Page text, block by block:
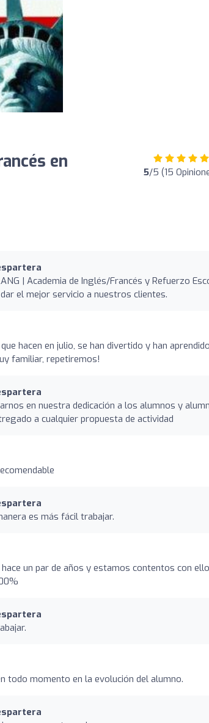
en
5/5 (15
| Academia de Inglés/Francés y Refuerzo
el mejor servicio a nuestros clientes.
hacen en julio, se han divertido y han
familiar, repetiremos!
en nuestra dedicación a los alumnos y
a cualquier propuesta de actividad
es más fácil trabajar.
un par de años y estamos contentos con
todo momento en la evolución del alumno.